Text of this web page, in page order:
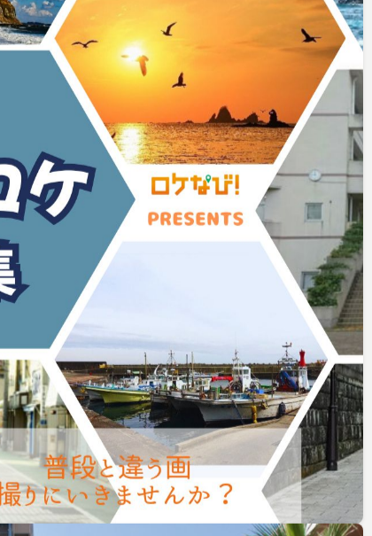
ふもとっぱら
都内から約2時間で大草原、山、森林、池
など大自然が撮れる！